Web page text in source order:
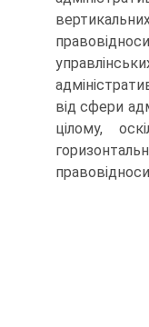
від сфери
цілому,